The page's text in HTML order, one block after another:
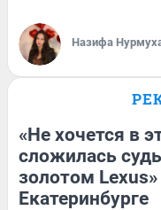
Назифа
«Не хочется в
сложилась
золотом
Екатеринбурге